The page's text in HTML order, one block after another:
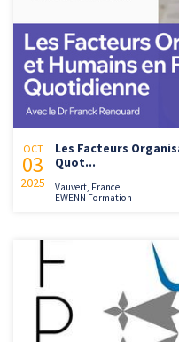
OCT
03
2025
Les Facteurs
Quot...
Vauvert, France
EWENN Formation